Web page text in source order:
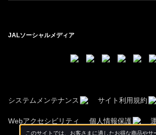
JALソーシャルメディア
システムメンテナンス サイト利用規約
Webアクセシビリティ 個人情報保護
このサイトでは、お客さまに適したお得な商品やサ